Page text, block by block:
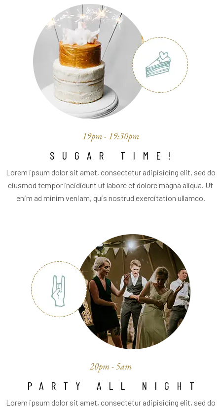
SUGAR TIME!
19pm - 19:30pm
Lorem ipsum dolor sit amet, consectetur adipisicing elit, sed do
eiusmod tempor incididunt ut labore et dolore magna aliqua. Ut
enim ad minim veniam, quis nostrud exercitation ullamco.
PARTY ALL NIGHT
20pm - 5am
Lorem ipsum dolor sit amet, consectetur adipisicing elit, sed do